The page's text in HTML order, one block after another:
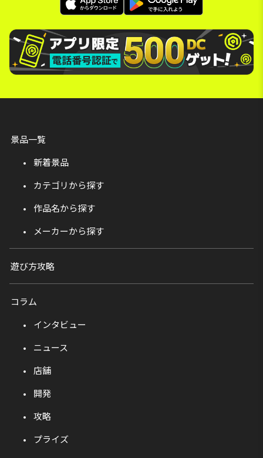
景品一覧
新着景品
カテゴリから探す
作品名から探す
メーカーから探す
遊び方攻略
コラム
インタビュー
ニュース
店舗
開発
攻略
プライズ